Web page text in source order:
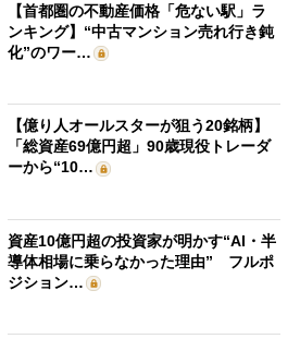
【首都圏の不動産価格「危ない駅」ラ
ンキング】“中古マンション売れ行き鈍
化”のワー…
【億り人オールスターが狙う20銘柄】
「総資産69億円超」90歳現役トレーダ
ーから“10…
資産10億円超の投資家が明かす“AI・半
導体相場に乗らなかった理由” フルポ
ジション…